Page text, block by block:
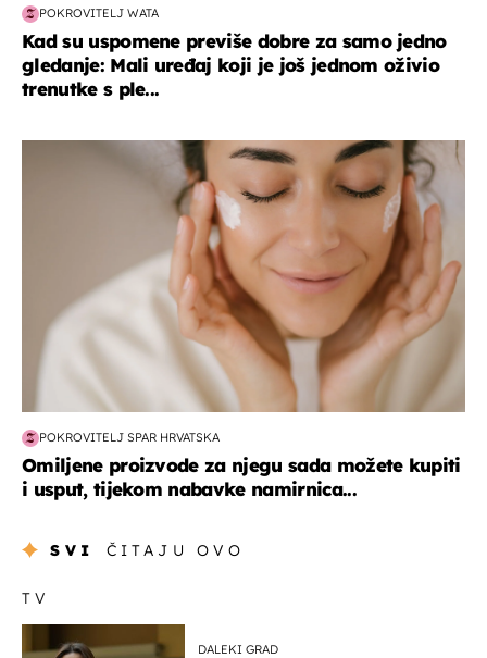
POKROVITELJ WATA
Kad su uspomene previše dobre za samo jedno
gledanje: Mali uređaj koji je još jednom oživio
trenutke s ple...
moda & ljepota
POKROVITELJ SPAR HRVATSKA
Omiljene proizvode za njegu sada možete kupiti
i usput, tijekom nabavke namirnica...
SVI ČITAJU OVO
TV
DALEKI GRAD